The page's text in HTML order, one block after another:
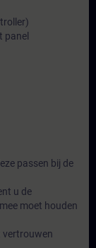
panel
passen bij de
u de
moet houden
vertrouwen